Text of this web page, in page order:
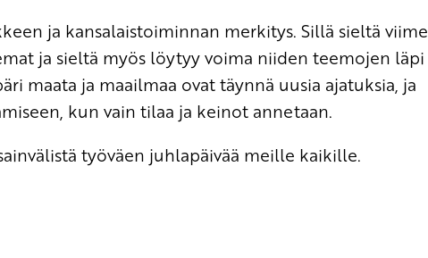
ja kansalaistoiminnan merkitys. Sillä sieltä viime
ja sieltä myös löytyy voima niiden teemojen läpi
maata ja maailmaa ovat täynnä uusia ajatuksia, ja
kun vain tilaa ja keinot annetaan.
työväen juhlapäivää meille kaikille.